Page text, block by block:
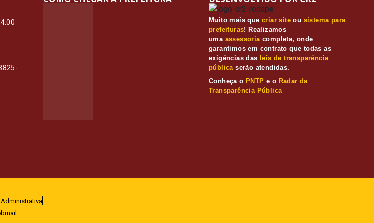
Muito mais quecriar site ou sistema para
prefeituras! Realizamos
uma assessoria completa, onde
garantimos em contrato que todas as
exigências das leis de transparência
pública serão atendidas.
Conheça o PNTP e o Radar da
Transparência Pública